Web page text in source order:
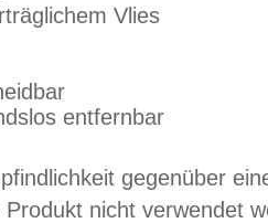
Vlies
entfernbar
gegenüber
nicht verwendet